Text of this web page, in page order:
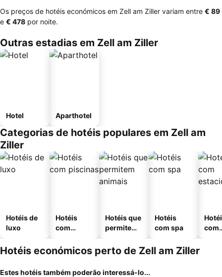
Os preços de hotéis económicos em Zell am Ziller variam entre ‎€ 89
e ‎€ 478 por noite.
Outras estadias em Zell am Ziller
Hotel Aparthotel
Categorias de hotéis populares em Zell am
Ziller
Hotéis de
luxo
Hotéis
com
Hotéis que
permitem
Hotéis
com spa
com
Hotéis económicos perto de Zell am Ziller
Estes hotéis também poderão interessá-lo...